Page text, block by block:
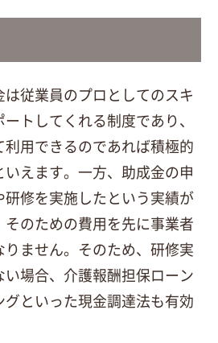
従業員のプロとしてのスキ
トしてくれる制度であり、
用できるのであれば積極的
えます。一方、助成金の申
修を実施したという実績が
のための費用を先に事業者
ません。そのため、研修実
場合、介護報酬担保ローン
といった現金調達法も有効